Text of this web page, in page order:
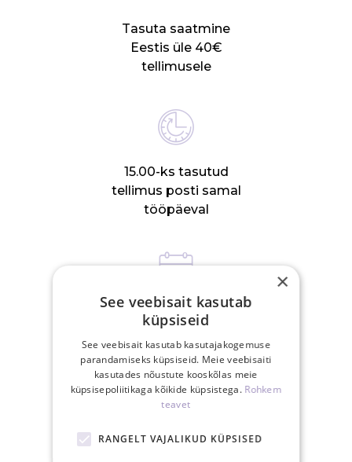
Tasuta saatmine
Eestis üle 40€
tellimusele
15.00-ks tasutud
tellimus posti samal
tööpäeval
30-päevane
tagastusõigus
SEOTUD TOOTED
×
See veebisait kasutab
küpsiseid
See veebisait kasutab kasutajakogemuse
parandamiseks küpsiseid. Meie veebisaiti
kasutades nõustute kooskõlas meie
küpsisepoliitikaga kõikide küpsistega. Rohkem
teavet
RANGELT VAJALIKUD KÜPSISED